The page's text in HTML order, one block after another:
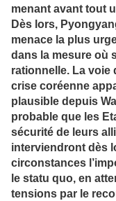
menant avant tout
Dès lors,
menace la plus
dans la mesure où
rationnelle. La voie
crise coréenne
plausible depuis
probable que les
sécurité de leurs
interviendront dès
circonstances
le statu quo, en
tensions par le